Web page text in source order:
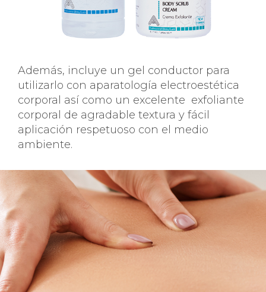
Además, incluye un gel conductor para
utilizarlo con aparatología electroestética
corporal así como un excelente exfoliante
corporal de agradable textura y fácil
aplicación respetuoso con el medio
ambiente.